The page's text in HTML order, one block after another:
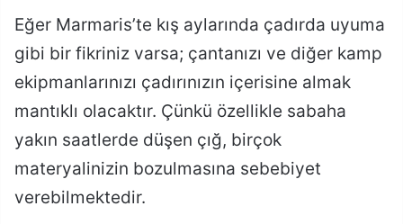
Eğer Marmaris’te kış aylarında çadırda uyuma
gibi bir fikriniz varsa; çantanızı ve diğer kamp
ekipmanlarınızı çadırınızın içerisine almak
mantıklı olacaktır. Çünkü özellikle sabaha
yakın saatlerde düşen çığ, birçok
materyalinizin bozulmasına sebebiyet
verebilmektedir.